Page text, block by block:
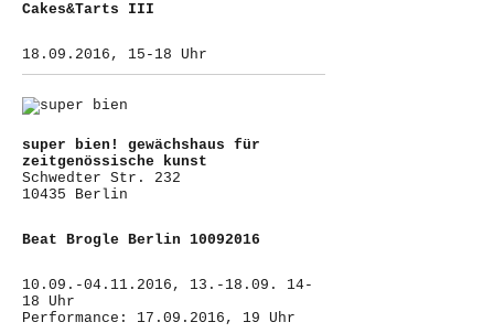
Cakes&Tarts III
18.09.2016, 15-18 Uhr
super bien! gewächshaus für
zeitgenössische kunst
Schwedter Str. 232
10435 Berlin
Beat Brogle Berlin 10092016
10.09.-04.11.2016, 13.-18.09. 14-
18 Uhr
Performance: 17.09.2016, 19 Uhr